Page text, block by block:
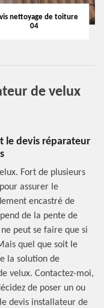
nettoyage de toiture
04
de velux
le devis réparateur
Fort de plusieurs
assurer le
encastré de
de la pente de
peut se faire que si
quel que soit le
la solution de
velux. Contactez-moi,
de poser un ou
devis installateur de